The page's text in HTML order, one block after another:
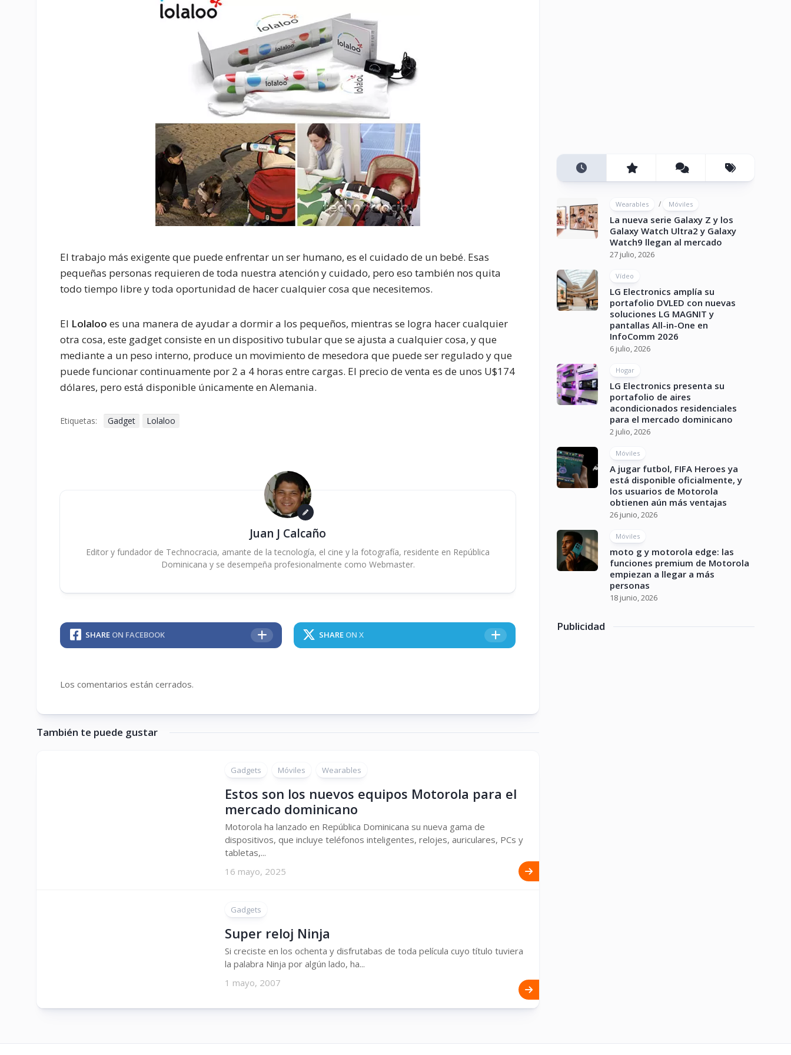
El trabajo más exigente que puede enfrentar un ser humano, es el cuidado de un bebé. Esas
pequeñas personas requieren de toda nuestra atención y cuidado, pero eso también nos quita
todo tiempo libre y toda oportunidad de hacer cualquier cosa que necesitemos.
El Lolaloo es una manera de ayudar a dormir a los pequeños, mientras se logra hacer cualquier
otra cosa, este gadget consiste en un dispositivo tubular que se ajusta a cualquier cosa, y que
mediante a un peso interno, produce un movimiento de mesedora que puede ser regulado y que
puede funcionar continuamente por 2 a 4 horas entre cargas. El precio de venta es de unos U$174
dólares, pero está disponible únicamente en Alemania.
Etiquetas: Gadget Lolaloo
Juan J Calcaño
Editor y fundador de Technocracia, amante de la tecnología, el cine y la fotografía, residente en República
Dominicana y se desempeña profesionalmente como Webmaster.
SHARE ON FACEBOOK SHARE ON X
Los comentarios están cerrados.
También te puede gustar
Gadgets Móviles Wearables
Estos son los nuevos equipos Motorola para el
mercado dominicano
Motorola ha lanzado en República Dominicana su nueva gama de
dispositivos, que incluye teléfonos inteligentes, relojes, auriculares, PCs y
tabletas,...
16 mayo, 2025
Gadgets
Super reloj Ninja
Si creciste en los ochenta y disfrutabas de toda película cuyo título tuviera
la palabra Ninja por algún lado, ha...
1 mayo, 2007
Wearables / Móviles
La nueva serie Galaxy Z y los
Galaxy Watch Ultra2 y Galaxy
Watch9 llegan al mercado
27 julio, 2026
Vídeo
LG Electronics amplía su
portafolio DVLED con nuevas
soluciones LG MAGNIT y
pantallas All-in-One en
InfoComm 2026
6 julio, 2026
Hogar
LG Electronics presenta su
portafolio de aires
acondicionados residenciales
para el mercado dominicano
2 julio, 2026
Móviles
A jugar futbol, FIFA Heroes ya
está disponible oficialmente, y
los usuarios de Motorola
obtienen aún más ventajas
26 junio, 2026
Móviles
moto g y motorola edge: las
funciones premium de Motorola
empiezan a llegar a más
personas
18 junio, 2026
Publicidad